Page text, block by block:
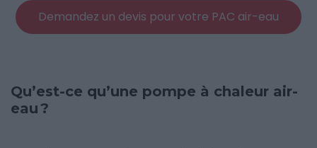
Demandez un devis pour votre PAC air-eau
Qu’est-ce qu’une pompe à chaleur air-
eau ?